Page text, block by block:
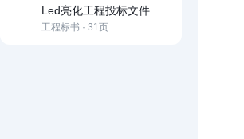
Led亮化工程投标文件
工程标书 · 31页